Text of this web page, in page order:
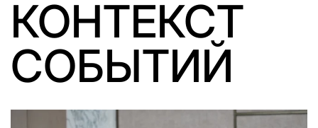
КОНТЕКСТ
СОБЫТИЙ